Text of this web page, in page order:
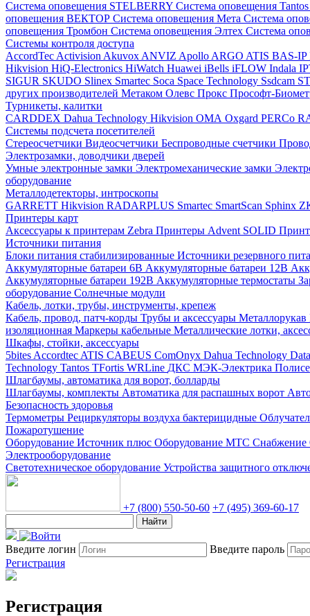
Система оповещения STELBERRY Система оповещения Tantos
оповещения ВЕКТОР Система оповещения Мета Система
оповещения Тромбон Система оповещения Элтех Система
Системы контроля доступа
AccordTec Activision Akuvox ANVIZ Apollo ARGO ATIS BAS-IP
Hikvision HiQ-Electronics HiWatch Huawei iBells iFLOW Indala
SIGUR SKUDO Slinex Smartec Soca Space Technology Ssdcam
других производителей Метаком Олевс Прокс Прософт-
Турникеты, калитки
CARDDEX Dahua Technology Hikvision ОМА Oxgard PERCo
Системы подсчета посетителей
Стереосчетчики Видеосчетчики Беспроводные счетчики
Электрозамки, доводчики дверей
Умные электронные замки Электромеханические замки
оборудование
Металлодетекторы, интроскопы
GARRETT Hikvision RADARPLUS Smartec SmartScan Sphinx
Принтеры карт
Аксессуары к принтерам Zebra Принтеры Advent SOLID
Источники питания
Блоки питания стабилизированные Источники резервного
Аккумуляторные батареи 6В Аккумуляторные батареи 12В
Аккумуляторные батареи 192В Аккумуляторные термостаты
оборудование Солнечные модули
Кабель, лотки, трубы, инструменты, крепеж
Кабель, провод, патч-корды Трубы и аксессуары Металлорукав
изоляционная Маркеры кабельные Металлические лотки,
Шкафы, стойки, аксессуары
5bites Accordtec ATIS CABEUS ComOnyx Dahua Technology
Technology Tantos TFortis WRLine ДКС МЭК-Электрика
Шлагбаумы, автоматика для ворот, болларды
Шлагбаумы, комплекты Автоматика для распашных ворот
Безопасность здоровья
Термометры Рециркуляторы воздуха бактерицидные
Пожаротушение
Оборудование Источник плюс Оборудование МТС Снабжение
Электрооборудование
Светотехническое оборудование Устройства защитного
+7 (800) 550-50-60 +7 (495) 369-60-17
Найти
Введите логин Введите пароль
Регистрация
Регистрация